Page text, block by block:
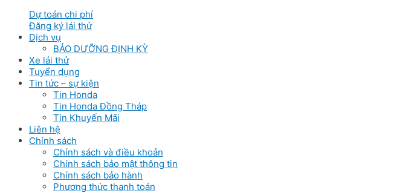
Dự toán chi phí
Đăng ký lái thử
Dịch vụ
BẢO DƯỠNG ĐỊNH KỲ
Xe lái thử
Tuyển dụng
Tin tức – sự kiện
Tin Honda
Tin Honda Đồng Tháp
Tin Khuyến Mãi
Liên hệ
Chính sách
Chính sách và điều khoản
Chính sách bảo mật thông tin
Chính sách bảo hành
Phương thức thanh toán